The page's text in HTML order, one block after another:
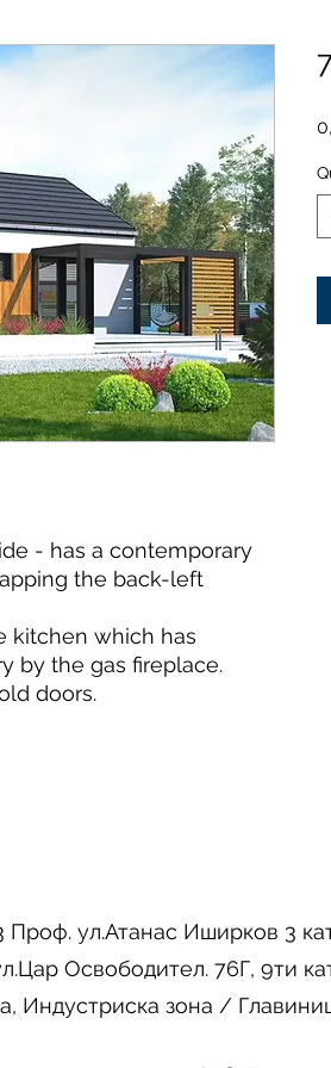
- has a contemporary
the back-left
kitchen which has
by the gas fireplace.
doors.
Проф. ул.Атанас Иширков 3
Освободител. 76Г, 9ти
Индустриска зона /